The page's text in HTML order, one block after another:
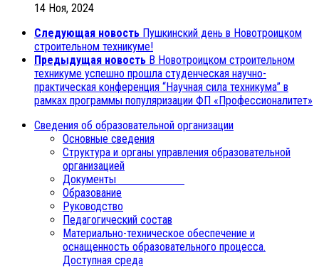
14 Ноя, 2024
Следующая новость Пушкинский день в Новотроицком
строительном техникуме!
Предыдущая новость В Новотроицком строительном
техникуме успешно прошла студенческая научно-
практическая конференция “Научная сила техникума” в
рамках программы популяризации ФП «Профессионалитет»
Сведения об образовательной организации
Основные сведения
Структура и органы управления образовательной
организацией
Документы
Образование
Руководство
Педагогический состав
Материально-техническое обеспечение и
оснащенность образовательного процесса.
Доступная среда